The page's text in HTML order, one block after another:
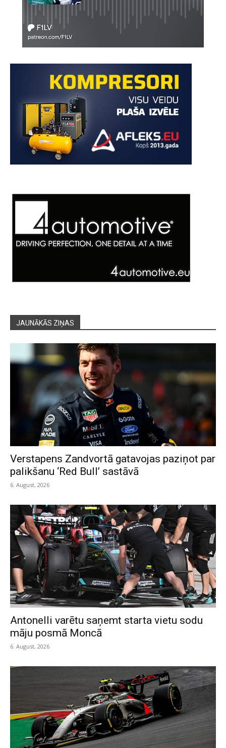
JAUNĀKĀS ZIŅAS
Verstapens Zandvortā gatavojas paziņot par
palikšanu ‘Red Bull’ sastāvā
6. August, 2026
Antonelli varētu saņemt starta vietu sodu
māju posmā Moncā
6. August, 2026